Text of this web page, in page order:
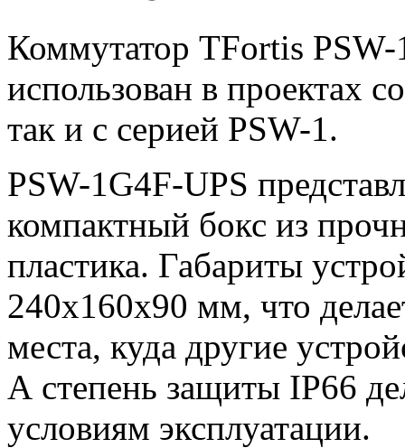
Коммутатор TFortis
использован в проектах
так и с серией PSW-1.
PSW-1G4F-UPS
компактный бокс из
пластика. Габариты
240х160х90 мм, что
места, куда другие
А степень защиты IP66
условиям эксплуатации.